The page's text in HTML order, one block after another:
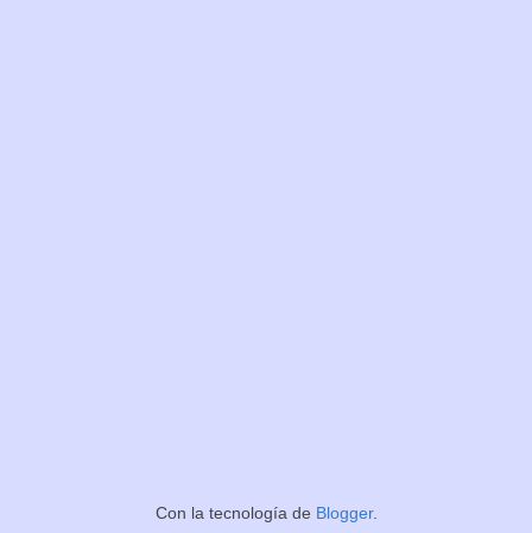
Con la tecnología de Blogger.